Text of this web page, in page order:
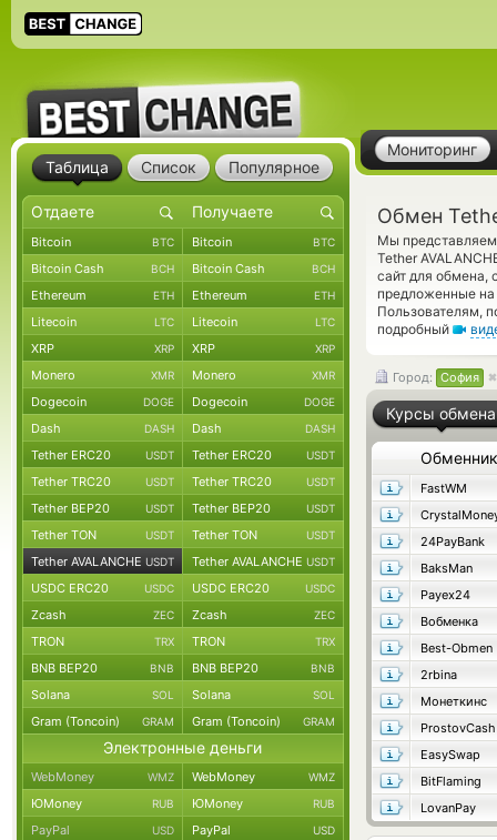
Мониторинг
Обмен
Мы представляем
Tether
сайт для обмена,
предложенные
Пользователям,
подробный
Город: София
Курсы обмена
Обменник
FastWM
24PayBank
BaksMan
Payex24
Вобменка
Best-Obmen
2rbina
Монеткинс
ProstovCash
EasySwap
BitFlaming
LovanPay
Таблица Список Популярное
Bitcoin BTC Bitcoin BTC
Bitcoin Cash BCH Bitcoin Cash BCH
Ethereum ETH Ethereum ETH
Litecoin LTC Litecoin LTC
XRP XRP XRP XRP
Monero XMR Monero XMR
Dogecoin DOGE Dogecoin DOGE
Dash DASH Dash DASH
Tether ERC20 USDT Tether ERC20 USDT
Tether TRC20 USDT Tether TRC20 USDT
Tether BEP20 USDT Tether BEP20 USDT
Tether TON USDT Tether TON USDT
Tether AVALANCHE USDT Tether AVALANCHE USDT
USDC ERC20 USDC USDC ERC20 USDC
Zcash ZEC Zcash ZEC
TRON TRX TRON TRX
BNB BEP20 BNB BNB BEP20 BNB
Solana SOL Solana SOL
Gram (Toncoin) GRAM Gram (Toncoin) GRAM
Электронные деньги
WebMoney WMZ WebMoney WMZ
ЮMoney RUB ЮMoney RUB
PayPal USD PayPal USD